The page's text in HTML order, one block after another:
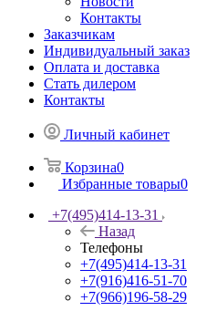
Контакты
Заказчикам
Индивидуальный заказ
Оплата и доставка
Стать дилером
Контакты
Личный кабинет
Корзина0
Избранные товары0
+7(495)414-13-31
Назад
Телефоны
+7(495)414-13-31
+7(916)416-51-70
+7(966)196-58-29